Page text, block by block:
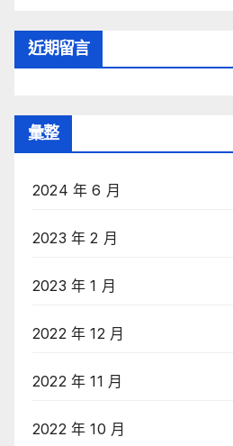
近期留言
彙整
2024 年 6 月
2023 年 2 月
2023 年 1 月
2022 年 12 月
2022 年 11 月
2022 年 10 月